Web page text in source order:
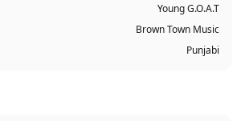
Young G.O.A.T
Brown Town Music
Punjabi